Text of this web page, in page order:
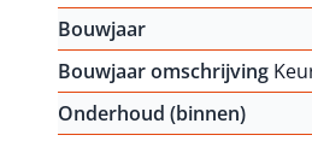
Bouwjaar
Bouwjaar omschrijving
Onderhoud (binnen)